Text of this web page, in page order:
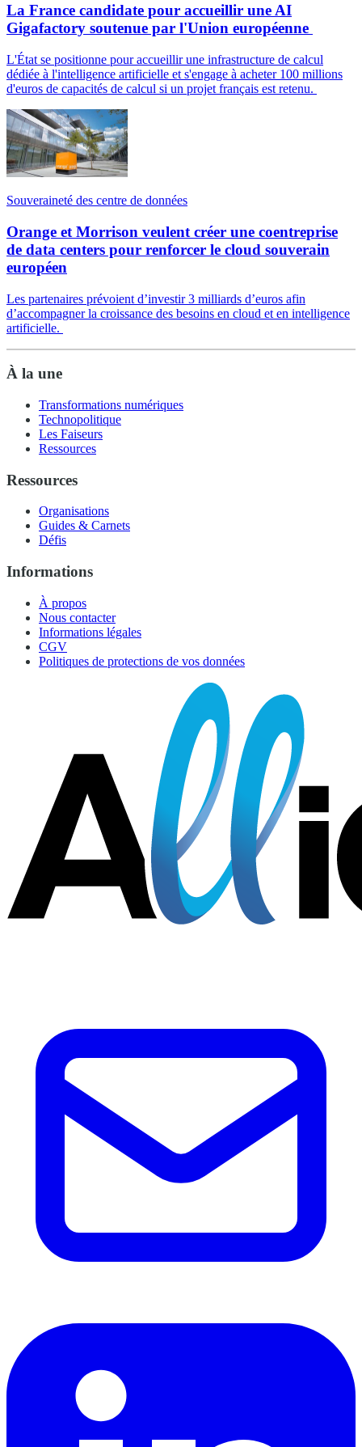
La France candidate pour accueillir une AI
Gigafactory soutenue par l'Union européenne
L'État se positionne pour accueillir une infrastructure de calcul
dédiée à l'intelligence artificielle et s'engage à acheter 100 millions
d'euros de capacités de calcul si un projet français est retenu.
Souveraineté des centre de données
Orange et Morrison veulent créer une coentreprise
de data centers pour renforcer le cloud souverain
européen
Les partenaires prévoient d’investir 3 milliards d’euros afin
d’accompagner la croissance des besoins en cloud et en intelligence
artificielle.
À la une
Transformations numériques
Technopolitique
Les Faiseurs
Ressources
Ressources
Organisations
Guides & Carnets
Défis
Informations
À propos
Nous contacter
Informations légales
CGV
Politiques de protections de vos données